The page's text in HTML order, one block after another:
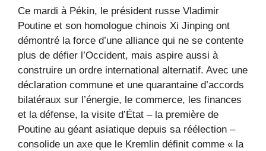
Ce mardi à Pékin, le président russe Vladimir
Poutine et son homologue chinois Xi Jinping ont
démontré la force d’une alliance qui ne se contente
plus de défier l’Occident, mais aspire aussi à
construire un ordre international alternatif. Avec une
déclaration commune et une quarantaine d’accords
bilatéraux sur l’énergie, le commerce, les finances
et la défense, la visite d’État – la première de
Poutine au géant asiatique depuis sa réélection –
consolide un axe que le Kremlin définit comme « la